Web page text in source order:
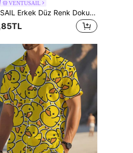
VENTUSAIL
VENTUSAIL Erkek Düz Renk Dokulu Küba Yaka Günlük Tatil Kısa Kollu Gömlek ve Elastik Bel Pantolon Takımı, Tatil